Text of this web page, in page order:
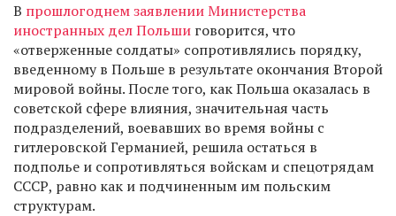
В прошлогоднем заявлении Министерства
иностранных дел Польши говорится, что
«отверженные солдаты» сопротивлялись порядку,
введенному в Польше в результате окончания Второй
мировой войны. После того, как Польша оказалась в
советской сфере влияния, значительная часть
подразделений, воевавших во время войны с
гитлеровской Германией, решила остаться в
подполье и сопротивляться войскам и спецотрядам
СССР, равно как и подчиненным им польским
структурам.